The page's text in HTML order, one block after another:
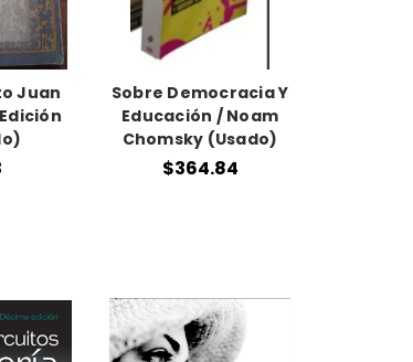
Juan
Sobre Democracia Y
Educación / Noam
Chomsky (Usado)
$364.84